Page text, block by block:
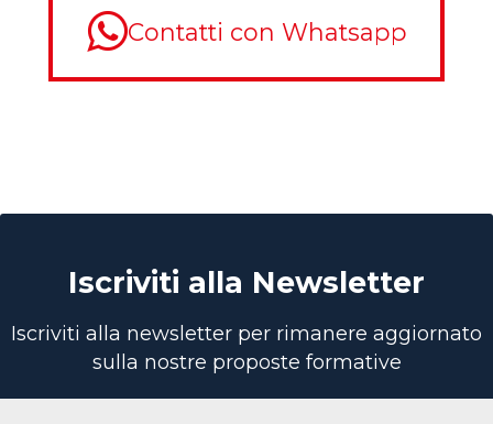
Contatti con Whatsapp
Iscriviti alla Newsletter
Iscriviti alla newsletter per rimanere aggiornato
sulla nostre proposte formative